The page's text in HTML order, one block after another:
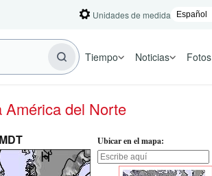
Unidades de medida
Tiempo Noticias Fotos
América del Norte
Ubicar en el mapa: